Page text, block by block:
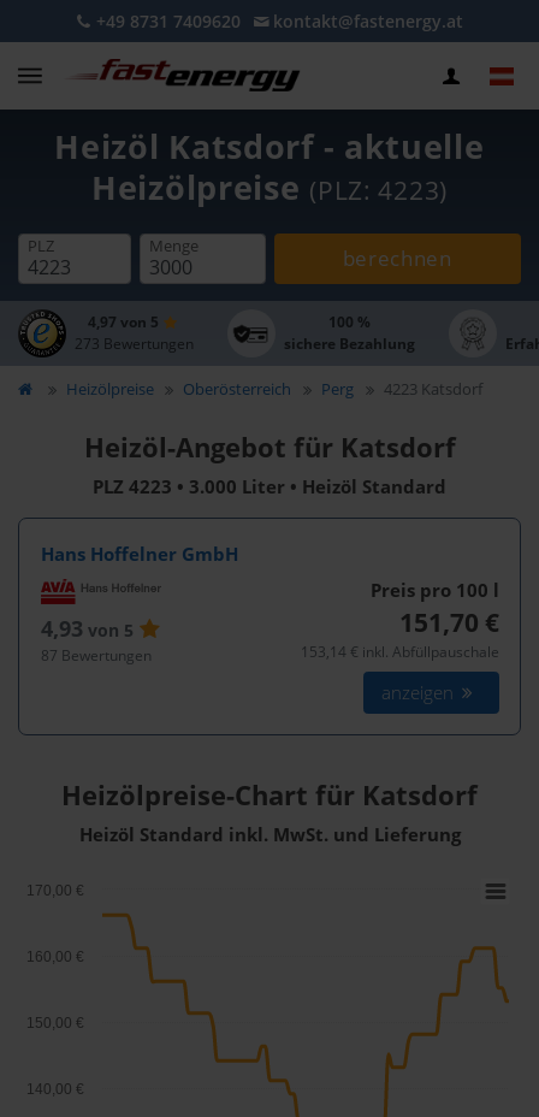
+49 8731 7409620 kontakt@fastenergy.at
Heizöl Katsdorf - aktuelle
Heizölpreise (PLZ: 4223)
PLZ Menge berechnen
4,97 von 5
273 Bewertungen
100 %
sichere Bezahlung
Heizölpreise Oberösterreich Perg 4223 Katsdorf
Heizöl-Angebot für Katsdorf
PLZ 4223 • 3.000 Liter • Heizöl Standard
Hans Hoffelner GmbH
4,93 von 5
87 Bewertungen
Preis pro 100 l
151,70 €
153,14 € inkl. Abfüllpauschale
anzeigen
Heizölpreise-Chart für Katsdorf
Heizöl Standard inkl. MwSt. und Lieferung
140,00 €
150,00 €
160,00 €
170,00 €